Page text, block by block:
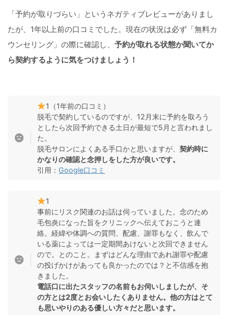
「予約が取りづらい」というネガティブレビューがありまし
たが、1年以上前の口コミでした。現在の状況は必ず「無料カ
ウンセリング」の際に確認し、 予約が取れる状態か聞いてか
ら契約するように気をつけましょう！
1（1年前の口コミ）
脱毛で契約しているのですが、12月末に予約を取ろう
としたら次回予約できる土日が最短で5月と言われまし
た。
脱毛サロンによくある手口かと思いますが、契約時に
かなりの確認と念押しをした方が良いです。
引用： Google口コミ
1
事前にリスク関連のお話は伺っていました。念のため
毛包炎になった旨をクリニックへ伝えておこうと連
絡。経緯や体調への質問、配慮、謝罪もなく、飲んで
いる薬によっては一定期間あけないと次回できません
ので。とのこと。まずはどんな理由であれ謝罪や配慮
の投げかけがあっても良かったのでは？と不信感を抱
きました。
電話口に出たスタッフの名前もお伺いしましたが、そ
の方とは2度とお会いしたくありません。他の方はとて
も思いやりのある優しい方々だと思います。